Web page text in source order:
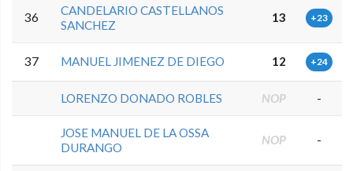
36
CANDELARIO CASTELLANOS
SANCHEZ
13 +23
37 MANUEL JIMENEZ DE DIEGO 12 +24
LORENZO DONADO ROBLES NOP -
JOSE MANUEL DE LA OSSA
DURANGO
NOP -